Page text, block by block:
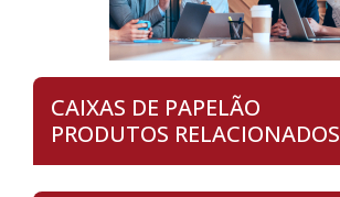
CAIXAS DE PAPELÃO
PRODUTOS RELACIONADOS